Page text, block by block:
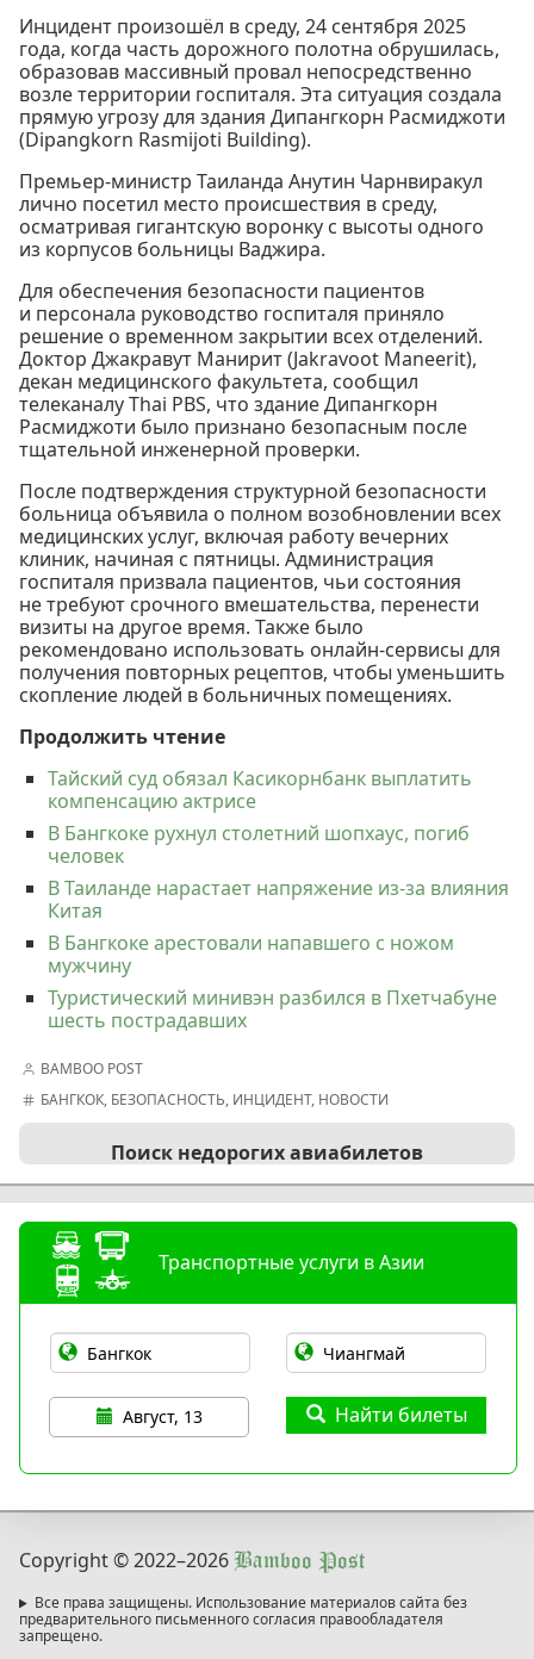
Инцидент произошёл в среду, 24 сентября 2025
года, когда часть дорожного полотна обрушилась,
образовав массивный провал непосредственно
возле территории госпиталя. Эта ситуация создала
прямую угрозу для здания Дипангкорн Расмиджоти
(Dipangkorn Rasmijoti Building).
Премьер-министр Таиланда Анутин Чарнвиракул
лично посетил место происшествия в среду,
осматривая гигантскую воронку с высоты одного
из корпусов больницы Ваджира.
Для обеспечения безопасности пациентов
и персонала руководство госпиталя приняло
решение о временном закрытии всех отделений.
Доктор Джакравут Манирит (Jakravoot Maneerit),
декан медицинского факультета, сообщил
телеканалу Thai PBS, что здание Дипангкорн
Расмиджоти было признано безопасным после
тщательной инженерной проверки.
После подтверждения структурной безопасности
больница объявила о полном возобновлении всех
медицинских услуг, включая работу вечерних
клиник, начиная с пятницы. Администрация
госпиталя призвала пациентов, чьи состояния
не требуют срочного вмешательства, перенести
визиты на другое время. Также было
рекомендовано использовать онлайн-сервисы для
получения повторных рецептов, чтобы уменьшить
скопление людей в больничных помещениях.
Продолжить чтение
Тайский суд обязал Касикорнбанк выплатить
компенсацию актрисе
В Бангкоке рухнул столетний шопхаус, погиб
человек
В Таиланде нарастает напряжение из-за влияния
Китая
В Бангкоке арестовали напавшего с ножом
мужчину
Туристический минивэн разбился в Пхетчабуне
шесть пострадавших
BAMBOO POST
БАНГКОК, БЕЗОПАСНОСТЬ, ИНЦИДЕНТ, НОВОСТИ
Поиск недорогих авиабилетов
Транспортные услуги в Азии
Август, 13 Найти билеты
Copyright © 2022–2026 Bamboo Post
Все права защищены. Использование материалов сайта без
предварительного письменного согласия правообладателя
запрещено.